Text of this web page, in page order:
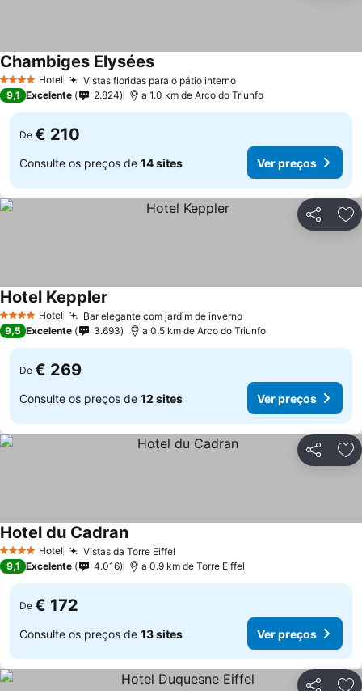
4 EstrelasHotel Vistas floridas para o pátio interno
Chambiges Elysées
9,1 Excelente 2.824 a 1.0 km de Arco do Triunfo
De € 210
Consulte os preços de 14 sites Ver preços
Partilhar
4 EstrelasHotel Bar elegante com jardim de inverno
Hotel Keppler
9,5 Excelente 3.693 a 0.5 km de Arco do Triunfo
De € 269
Consulte os preços de 12 sites Ver preços
Partilhar
4 EstrelasHotel Vistas da Torre Eiffel
Hotel du Cadran
9,1 Excelente 4.016 a 0.9 km de Torre Eiffel
De € 172
Consulte os preços de 13 sites Ver preços